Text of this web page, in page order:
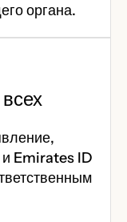
органа.
и Emirates ID